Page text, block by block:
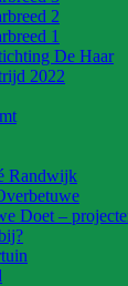
2
1
De Haar
2022
Randwijk
Doet –